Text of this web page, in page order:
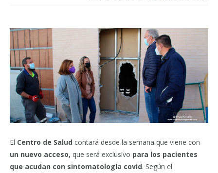
El Centro de Salud contará desde la semana que viene con
un nuevo acceso, que será exclusivo para los pacientes
que acudan con sintomatología covid. Según el